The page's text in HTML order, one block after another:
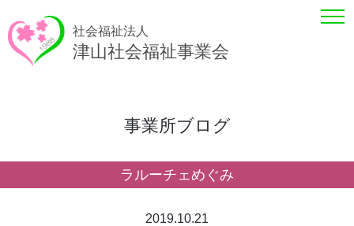
社会福祉法人
津山社会福祉事業会
事業所ブログ
ラルーチェめぐみ
2019.10.21